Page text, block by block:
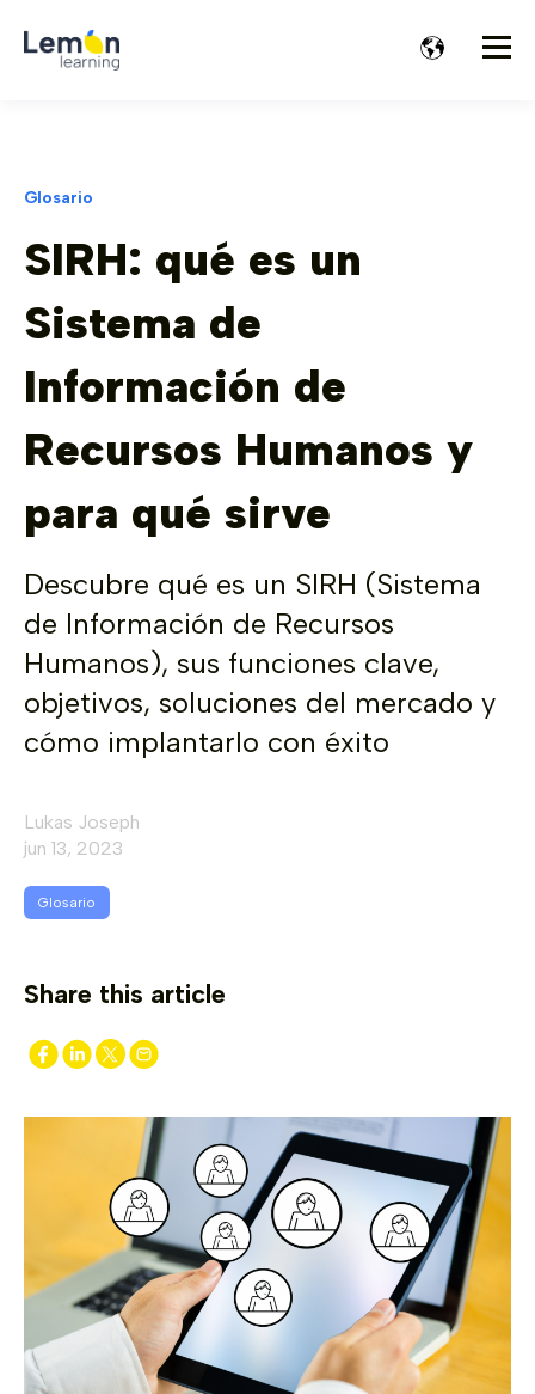
Glosario
SIRH: qué es un
Sistema de
Información de
Recursos Humanos y
para qué sirve
Descubre qué es un SIRH (Sistema
de Información de Recursos
Humanos), sus funciones clave,
objetivos, soluciones del mercado y
cómo implantarlo con éxito
Lukas Joseph
jun 13, 2023
Glosario
Share this article